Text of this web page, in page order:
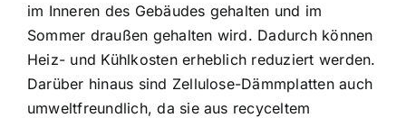
im Inneren des Gebäudes gehalten und im
Sommer draußen gehalten wird. Dadurch können
Heiz- und Kühlkosten erheblich reduziert werden.
Darüber hinaus sind Zellulose-Dämmplatten auch
umweltfreundlich, da sie aus recyceltem